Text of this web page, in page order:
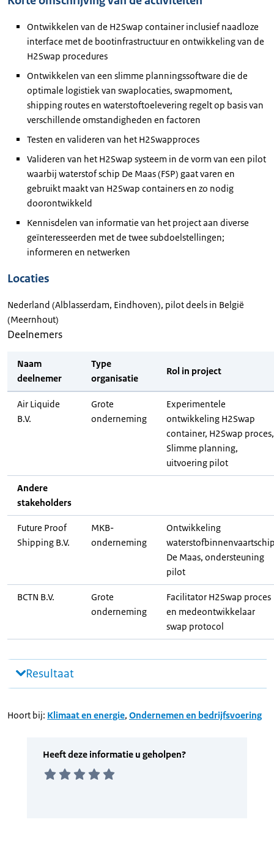
Ontwikkelen van de H2Swap container inclusief naadloze
interface met de bootinfrastructuur en ontwikkeling van de
H2Swap procedures
Ontwikkelen van een slimme planningssoftware die de
optimale logistiek van swaplocaties, swapmoment,
shipping routes en waterstoftoelevering regelt op basis van
verschillende omstandigheden en factoren
Testen en valideren van het H2Swapproces
Valideren van het H2Swap systeem in de vorm van een pilot
waarbij waterstof schip De Maas (FSP) gaat varen en
gebruikt maakt van H2Swap containers en zo nodig
doorontwikkeld
Kennisdelen van informatie van het project aan diverse
geïnteresseerden met de twee subdoelstellingen;
informeren en netwerken
Locaties
Nederland (Alblasserdam, Eindhoven), pilot deels in België
(Meernhout)
Deelnemers
Naam
deelnemer
Type
organisatie
Rol in project
Air Liquide
B.V.
Grote
onderneming
Experimentele
ontwikkeling H2Swap
container, H2Swap proces,
Slimme planning,
uitvoering pilot
Andere
stakeholders
Future Proof
Shipping B.V.
MKB-
onderneming
Ontwikkeling
De Maas, ondersteuning
pilot
BCTN B.V.
Grote
onderneming
Facilitator H2Swap proces
en medeontwikkelaar
swap protocol
Resultaat
Hoort bij: Klimaat en energie, Ondernemen en bedrijfsvoering